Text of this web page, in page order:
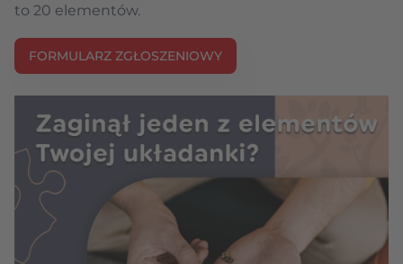
to 20 elementów.
FORMULARZ ZGŁOSZENIOWY